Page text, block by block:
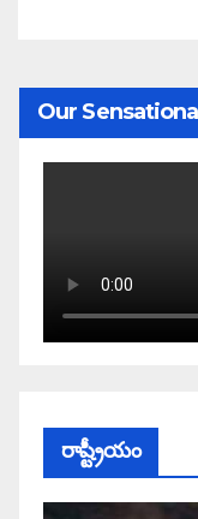
Our
రాష్ట్రీయం